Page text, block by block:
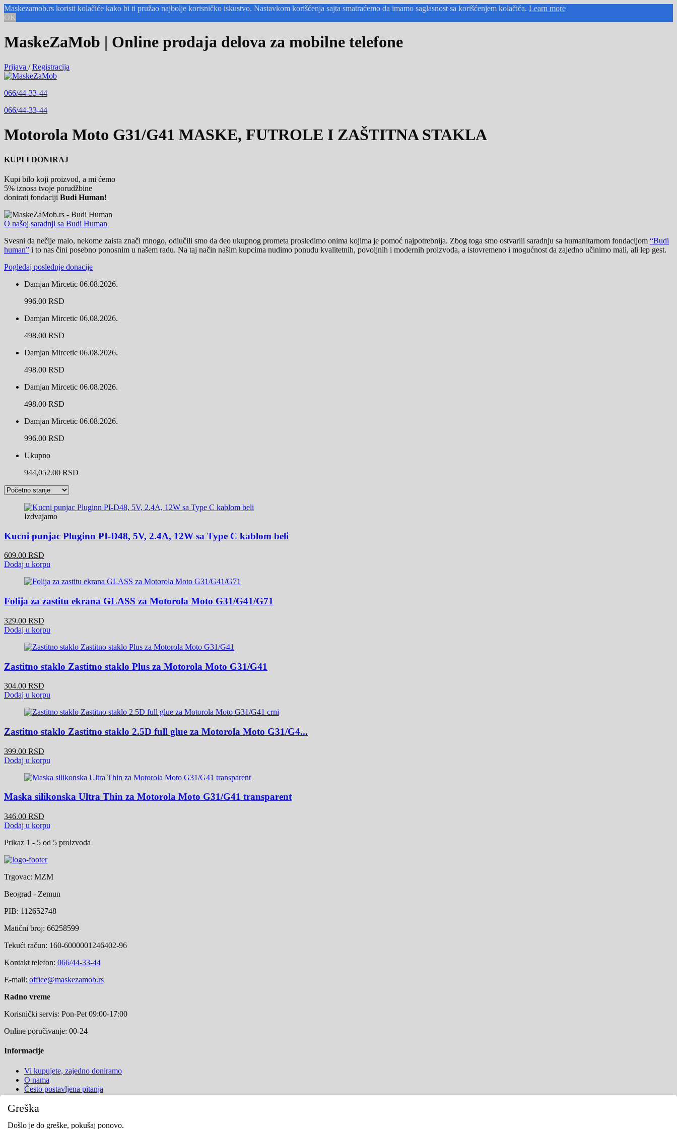
Maskezamob.rs koristi kolačiće kako bi ti pružao najbolje korisničko iskustvo. Nastavkom korišćenja sajta smatraćemo da imamo saglasnost sa korišćenjem kolačića. Learn more
OK
MaskeZaMob | Online prodaja delova za mobilne telefone
Prijava / Registracija
066/44-33-44
066/44-33-44
Motorola Moto G31/G41 MASKE, FUTROLE I ZAŠTITNA STAKLA
KUPI I DONIRAJ
Kupi bilo koji proizvod, a mi ćemo
5% iznosa tvoje porudžbine
donirati fondaciji Budi Human!
O našoj saradnji sa Budi Human
Svesni da nečije malo, nekome zaista znači mnogo, odlučili smo da deo ukupnog prometa prosledimo onima kojima je pomoć najpotrebnija. Zbog toga smo ostvarili saradnju sa humanitarnom fondacijom “Budi
human” i to nas čini posebno ponosnim u našem radu. Na taj način našim kupcima nudimo ponudu kvalitetnih, povoljnih i modernih proizvoda, a istovremeno i mogućnost da zajedno učinimo mali, ali lep gest.
Pogledaj poslednje donacije
Damjan Mircetic 06.08.2026.
996.00 RSD
Damjan Mircetic 06.08.2026.
498.00 RSD
Damjan Mircetic 06.08.2026.
498.00 RSD
Damjan Mircetic 06.08.2026.
498.00 RSD
Damjan Mircetic 06.08.2026.
996.00 RSD
Ukupno
944,052.00 RSD
Izdvajamo
Kucni punjac Pluginn PI-D48, 5V, 2.4A, 12W sa Type C kablom beli
609.00 RSD
Dodaj u korpu
Folija za zastitu ekrana GLASS za Motorola Moto G31/G41/G71
329.00 RSD
Dodaj u korpu
Zastitno staklo Zastitno staklo Plus za Motorola Moto G31/G41
304.00 RSD
Dodaj u korpu
Zastitno staklo Zastitno staklo 2.5D full glue za Motorola Moto G31/G4...
399.00 RSD
Dodaj u korpu
Maska silikonska Ultra Thin za Motorola Moto G31/G41 transparent
346.00 RSD
Dodaj u korpu
Prikaz 1 - 5 od 5 proizvoda
Trgovac: MZM
Beograd - Zemun
PIB: 112652748
Matični broj: 66258599
Tekući račun: 160-6000001246402-96
Kontakt telefon: 066/44-33-44
E-mail: office@maskezamob.rs
Radno vreme
Korisnički servis: Pon-Pet 09:00-17:00
Online poručivanje: 00-24
Informacije
Vi kupujete, zajedno doniramo
O nama
Često postavljena pitanja
Greška
Došlo je do greške, pokušaj ponovo.